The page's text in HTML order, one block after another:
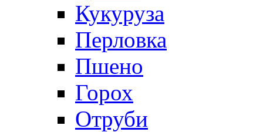
Кукуруза
Перловка
Пшено
Горох
Отруби